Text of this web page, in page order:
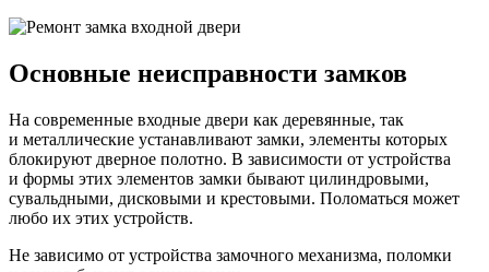
Основные неисправности замков
На современные входные двери как деревянные, так
и металлические устанавливают замки, элементы которых
блокируют дверное полотно. В зависимости от устройства
и формы этих элементов замки бывают цилиндровыми,
сувальдными, дисковыми и крестовыми. Поломаться может
любо их этих устройств.
Не зависимо от устройства замочного механизма, поломки